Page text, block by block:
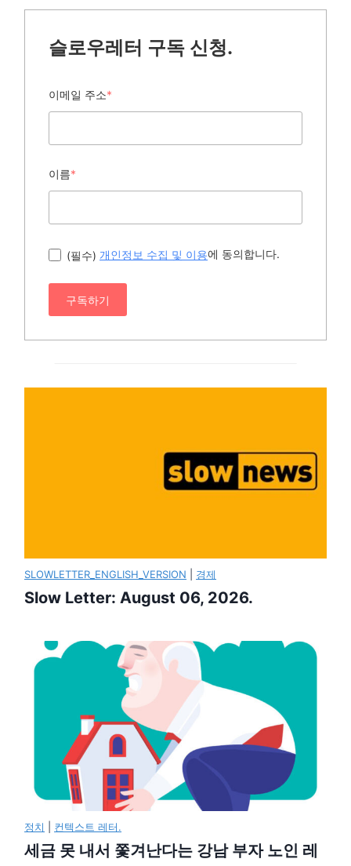
슬로우레터 구독 신청.
이메일 주소*
이름*
(필수) 개인정보 수집 및 이용에 동의합니다.
구독하기
SLOWLETTER_ENGLISH_VERSION 경제
Slow Letter: August 06, 2026.
정치 컨텍스트 레터.
세금 못 내서 쫓겨난다는 강남 부자 노인 레